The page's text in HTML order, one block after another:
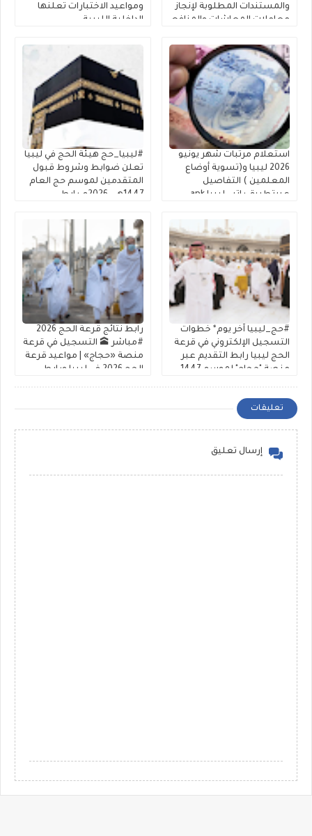
والمستندات المطلوبة لإنجاز
معاملات المعاشات والمنافع
ومواعيد الاختبارات تعلنها
الداخلية الليبية
استعلام مرتبات شهر يونيو
2026 ليبيا و(تسوية أوضاع
المعلمين ) التفاصيل
عبرتطبيق راتبي ليبيا apk
#ليبيا_حج هيئة الحج في ليبيا
تعلن ضوابط وشروط قبول
المتقدمين لموسم حج العام
1447هـ – 2026م رابط
#حج_ليبيا آخر يوم* خطوات
التسجيل الإلكتروني في قرعة
الحج ليبيا رابط التقديم عبر
رابط نتائج قرعة الحج 2026
#مباشر 🕋 التسجيل في قرعة
منصة «حجاج» | مواعيد قرعة
الحج 2026 في ليبيا ورابط
تعليقات
إرسال تعليق